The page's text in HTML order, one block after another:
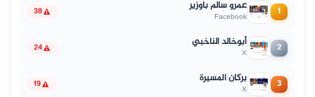
1 عمرو سالم باوزير
Facebook
38
2 أبوخالد الناخبي
X
24
3 بركان المسيرة
X
19